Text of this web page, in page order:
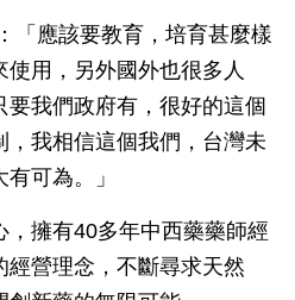
「應該要教育，培育甚麼樣
用，另外國外也很多人
我們政府有，很好的這個
我相信這個我們，台灣未
可為。」
擁有40多年中西藥藥師經
營理念，不斷尋求天然